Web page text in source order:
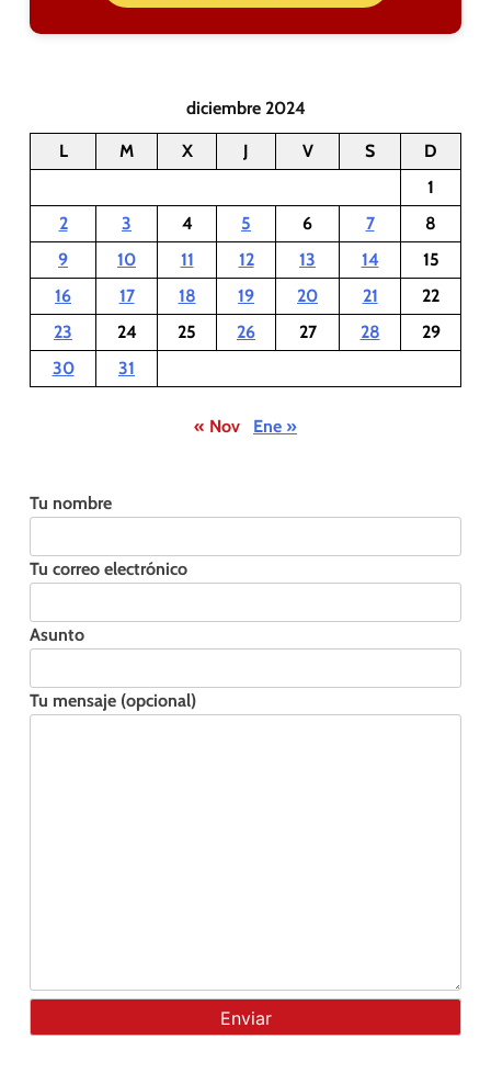
diciembre 2024
L M X J V S
D
1
2
3 4 5 6 7
8
9
10 11 12 13 14
15
16
17 18 19 20 21
22
23
24 25 26 27 28
29
30
31
« Nov Ene »
Tu nombre
Tu correo electrónico
Asunto
Tu mensaje (opcional)